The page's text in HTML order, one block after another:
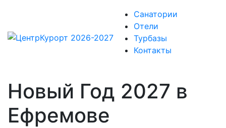
Санатории
Отели
Турбазы
Контакты
Новый Год 2027 в
Ефремове